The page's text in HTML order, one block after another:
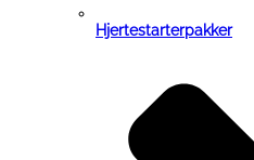
Hjertestarterpakker